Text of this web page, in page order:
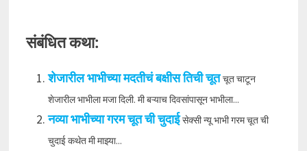
संबंधित कथा:
शेजारील भाभीच्या मदतीचं बक्षीस तिची चूत चूत चाटून
शेजारील भाभीला मजा दिली. मी बऱ्याच दिवसांपासून भाभीला...
नव्या भाभीच्या गरम चूत ची चुदाई सेक्सी न्यू भाभी गरम चूत ची
चुदाई कथेत मी माझ्या...